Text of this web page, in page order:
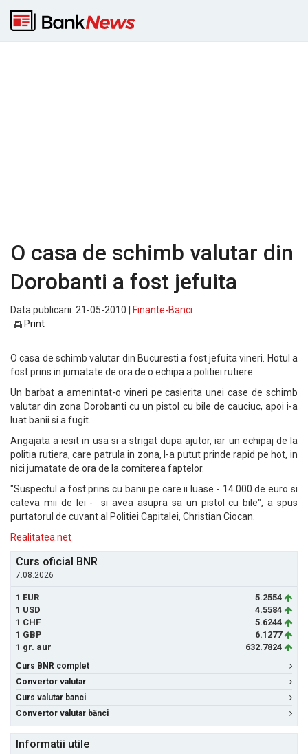
O casa de schimb valutar din
Dorobanti a fost jefuita
Data publicarii: 21-05-2010 |
Finante-Banci
Print
O casa de schimb valutar din Bucuresti a fost jefuita vineri. Hotul a
fost prins in jumatate de ora de o echipa a politiei rutiere.
Un barbat a amenintat-o vineri pe casierita unei case de schimb
valutar din zona Dorobanti cu un pistol cu bile de cauciuc, apoi i-a
luat banii si a fugit.
Angajata a iesit in usa si a strigat dupa ajutor, iar un echipaj de la
politia rutiera, care patrula in zona, l-a putut prinde rapid pe hot, in
nici jumatate de ora de la comiterea faptelor.
"Suspectul a fost prins cu banii pe care ii luase - 14.000 de euro si
cateva mii de lei - si avea asupra sa un pistol cu bile", a spus
purtatorul de cuvant al Politiei Capitalei, Christian Ciocan.
Realitatea.net
Curs oficial BNR
7.08.2026
1 EUR
5.2554
1 USD
4.5584
1 CHF
5.6244
1 GBP
6.1277
1 gr. aur
632.7824
Curs BNR complet
Convertor valutar
Curs valutar banci
Convertor valutar bănci
Informatii utile